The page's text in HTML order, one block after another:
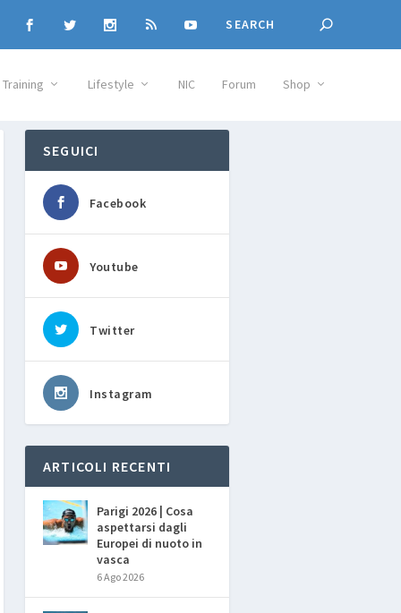
Training Lifestyle NIC Forum Shop
SEGUICI
Facebook
Youtube
Twitter
Instagram
ARTICOLI RECENTI
Parigi 2026 | Cosa
aspettarsi dagli
Europei di nuoto in
vasca
6 Ago 2026